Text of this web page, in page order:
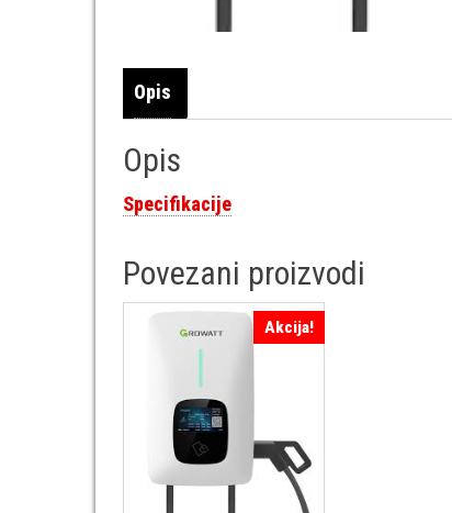
Opis
Opis
Specifikacije
Povezani proizvodi
Akcija!